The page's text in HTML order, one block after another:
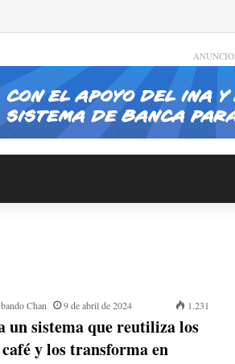
ANUNCIO
Chan 9 de abril de 2024 1.231
un sistema que reutiliza los
y los transforma en